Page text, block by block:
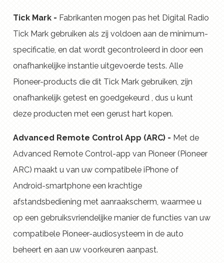
Tick Mark - Fabrikanten mogen pas het Digital Radio
Tick Mark gebruiken als zij voldoen aan de minimum-
specificatie, en dat wordt gecontroleerd in door een
onafhankelijke instantie uitgevoerde tests. Alle
Pioneer-products die dit Tick Mark gebruiken, zijn
onafhankelijk getest en goedgekeurd , dus u kunt
deze producten met een gerust hart kopen.
Advanced Remote Control App (ARC) - Met de
Advanced Remote Control-app van Pioneer (Pioneer
ARC) maakt u van uw compatibele iPhone of
Android-smartphone een krachtige
afstandsbediening met aanraakscherm, waarmee u
op een gebruiksvriendelijke manier de functies van uw
compatibele Pioneer-audiosysteem in de auto
beheert en aan uw voorkeuren aanpast.